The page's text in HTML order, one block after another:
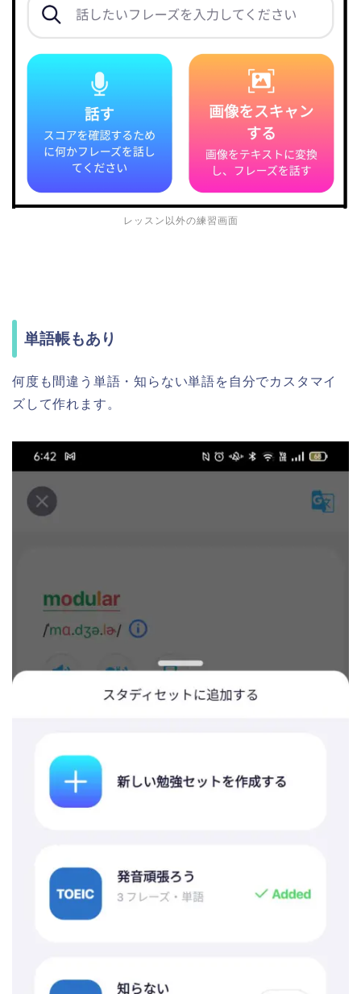
レッスン以外の練習画面
単語帳もあり
何度も間違う単語・知らない単語を自分でカスタマイ
ズして作れます。